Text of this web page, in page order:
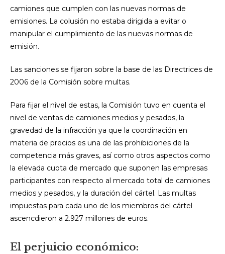
camiones que cumplen con las nuevas normas de
emisiones. La colusión no estaba dirigida a evitar o
manipular el cumplimiento de las nuevas normas de
emisión.
Las sanciones se fijaron sobre la base de las Directrices de
2006 de la Comisión sobre multas.
Para fijar el nivel de estas, la Comisión tuvo en cuenta el
nivel de ventas de camiones medios y pesados, la
gravedad de la infracción ya que la coordinación en
materia de precios es una de las prohibiciones de la
competencia más graves, así como otros aspectos como
la elevada cuota de mercado que suponen las empresas
participantes con respecto al mercado total de camiones
medios y pesados, y la duración del cártel. Las multas
impuestas para cada uno de los miembros del cártel
ascencdieron a 2.927 millones de euros.
El perjuicio económico: